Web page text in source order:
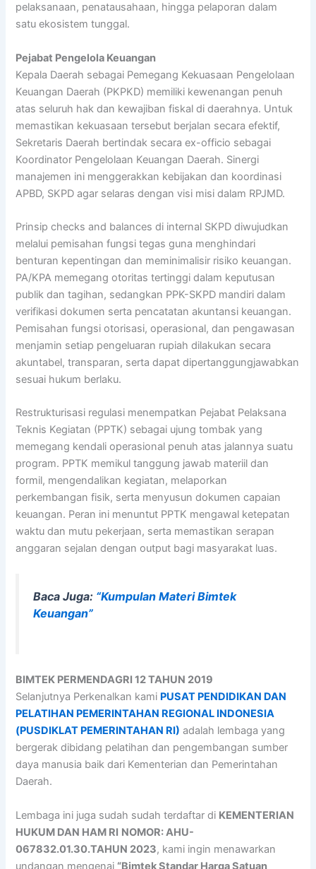
pelaksanaan, penatausahaan, hingga pelaporan dalam
satu ekosistem tunggal.
Pejabat Pengelola Keuangan
Kepala Daerah sebagai Pemegang Kekuasaan Pengelolaan
Keuangan Daerah (PKPKD) memiliki kewenangan penuh
atas seluruh hak dan kewajiban fiskal di daerahnya. Untuk
memastikan kekuasaan tersebut berjalan secara efektif,
Sekretaris Daerah bertindak secara ex-officio sebagai
Koordinator Pengelolaan Keuangan Daerah. Sinergi
manajemen ini menggerakkan kebijakan dan koordinasi
APBD, SKPD agar selaras dengan visi misi dalam RPJMD.
Prinsip checks and balances di internal SKPD diwujudkan
melalui pemisahan fungsi tegas guna menghindari
benturan kepentingan dan meminimalisir risiko keuangan.
PA/KPA memegang otoritas tertinggi dalam keputusan
publik dan tagihan, sedangkan PPK-SKPD mandiri dalam
verifikasi dokumen serta pencatatan akuntansi keuangan.
Pemisahan fungsi otorisasi, operasional, dan pengawasan
menjamin setiap pengeluaran rupiah dilakukan secara
akuntabel, transparan, serta dapat dipertanggungjawabkan
sesuai hukum berlaku.
Restrukturisasi regulasi menempatkan Pejabat Pelaksana
Teknis Kegiatan (PPTK) sebagai ujung tombak yang
memegang kendali operasional penuh atas jalannya suatu
program. PPTK memikul tanggung jawab materiil dan
formil, mengendalikan kegiatan, melaporkan
perkembangan fisik, serta menyusun dokumen capaian
keuangan. Peran ini menuntut PPTK mengawal ketepatan
waktu dan mutu pekerjaan, serta memastikan serapan
anggaran sejalan dengan output bagi masyarakat luas.
Baca Juga: “Kumpulan Materi Bimtek
Keuangan”
BIMTEK PERMENDAGRI 12 TAHUN 2019
Selanjutnya Perkenalkan kami PUSAT PENDIDIKAN DAN
PELATIHAN PEMERINTAHAN REGIONAL INDONESIA
(PUSDIKLAT PEMERINTAHAN RI) adalah lembaga yang
bergerak dibidang pelatihan dan pengembangan sumber
daya manusia baik dari Kementerian dan Pemerintahan
Daerah.
Lembaga ini juga sudah sudah terdaftar di KEMENTERIAN
HUKUM DAN HAM RI NOMOR: AHU-
067832.01.30.TAHUN 2023, kami ingin menawarkan
undangan mengenai “Bimtek Standar Harga Satuan